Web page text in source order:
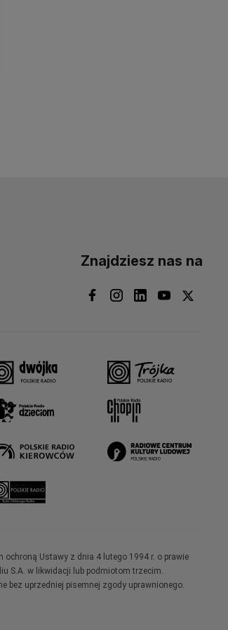
Znajdziesz nas na
Ustawy z dnia 4 lutego 1994 r. o prawie
S.A. w likwidacji lub podmiotom trzecim.
bez uprzedniej pisemnej zgody uprawnionego.